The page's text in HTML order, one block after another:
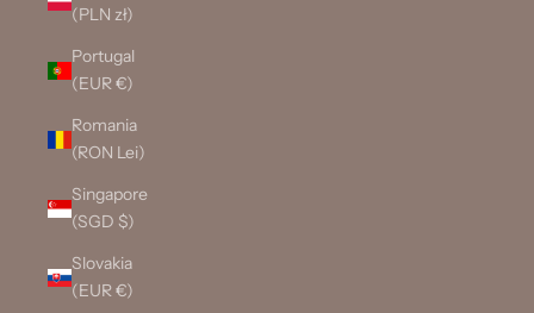
(PLN zł)
Portugal
(EUR €)
Romania
(RON Lei)
Singapore
(SGD $)
Slovakia
(EUR €)